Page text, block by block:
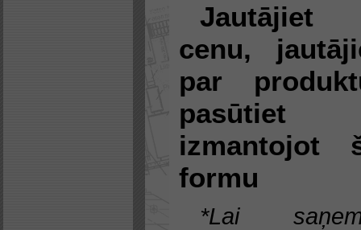
Jautājiet
cenu,
par
pasūtiet
izmantojot
formu
*Lai